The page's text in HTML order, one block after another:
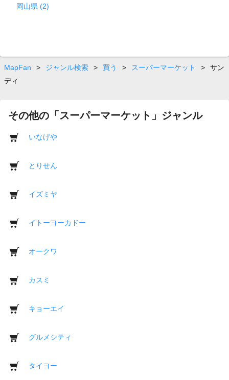
岡山県 (2)
MapFan > ジャンル検索 > 買う > スーパーマーケット >
サン
ディ
その他の「スーパーマーケット」ジャンル
いなげや
とりせん
イズミヤ
イトーヨーカドー
オークワ
カスミ
キョーエイ
グルメシティ
タイヨー